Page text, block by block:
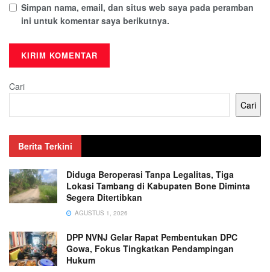
Simpan nama, email, dan situs web saya pada peramban
ini untuk komentar saya berikutnya.
Cari
Cari
Berita Terkini
Diduga Beroperasi Tanpa Legalitas, Tiga
Lokasi Tambang di Kabupaten Bone Diminta
Segera Ditertibkan
AGUSTUS 1, 2026
DPP NVNJ Gelar Rapat Pembentukan DPC
Gowa, Fokus Tingkatkan Pendampingan
Hukum